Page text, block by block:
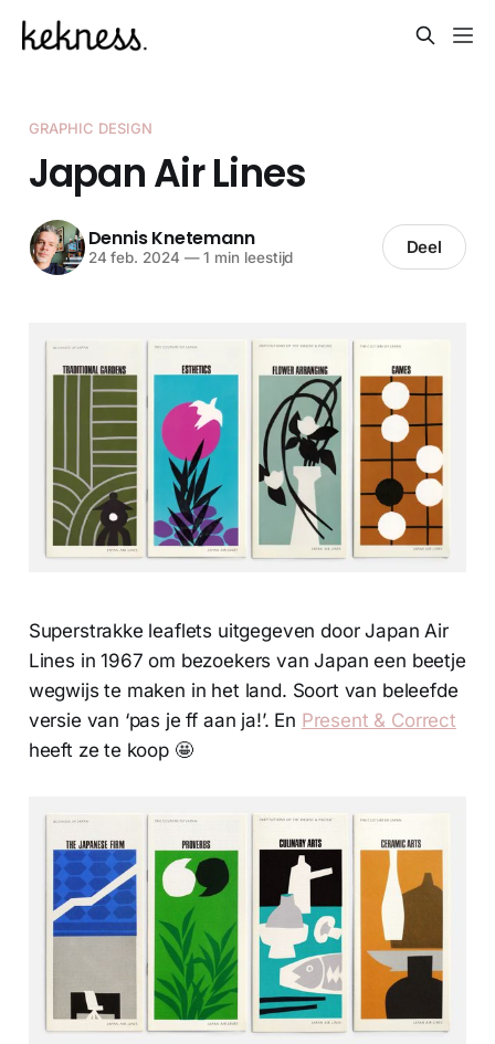
GRAPHIC DESIGN
Japan Air Lines
Dennis Knetemann
24 feb. 2024 —1 min leestijd Deel
Superstrakke leaflets uitgegeven door Japan Air
Lines in 1967 om bezoekers van Japan een beetje
wegwijs te maken in het land. Soort van beleefde
versie van ‘pas je ff aan ja!’. En Present & Correct
heeft ze te koop 🤩